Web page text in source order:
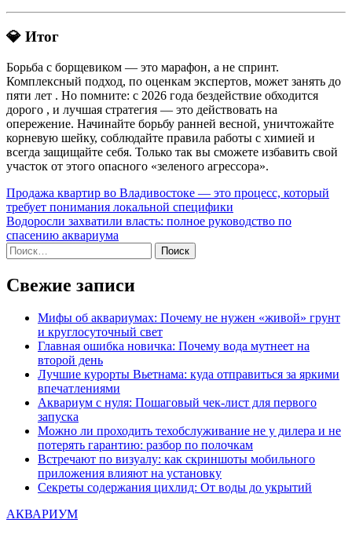
💎 Итог
Борьба с борщевиком — это марафон, а не спринт.
Комплексный подход, по оценкам экспертов, может занять до
пяти лет . Но помните: с 2026 года бездействие обходится
дорого , и лучшая стратегия — это действовать на
опережение. Начинайте борьбу ранней весной, уничтожайте
корневую шейку, соблюдайте правила работы с химией и
всегда защищайте себя. Только так вы сможете избавить свой
участок от этого опасного «зеленого агрессора».
Навигация
по
записям
Продажа квартир во Владивостоке — это процесс, который
требует понимания локальной специфики
Водоросли захватили власть: полное руководство по
спасению аквариума
Найти:
Свежие записи
Мифы об аквариумах: Почему не нужен «живой» грунт
и круглосуточный свет
Главная ошибка новичка: Почему вода мутнеет на
второй день
Лучшие курорты Вьетнама: куда отправиться за яркими
впечатлениями
Аквариум с нуля: Пошаговый чек-лист для первого
запуска
Можно ли проходить техобслуживание не у дилера и не
потерять гарантию: разбор по полочкам
Встречают по визуалу: как скриншоты мобильного
приложения влияют на установку
Секреты содержания цихлид: От воды до укрытий
АКВАРИУМ